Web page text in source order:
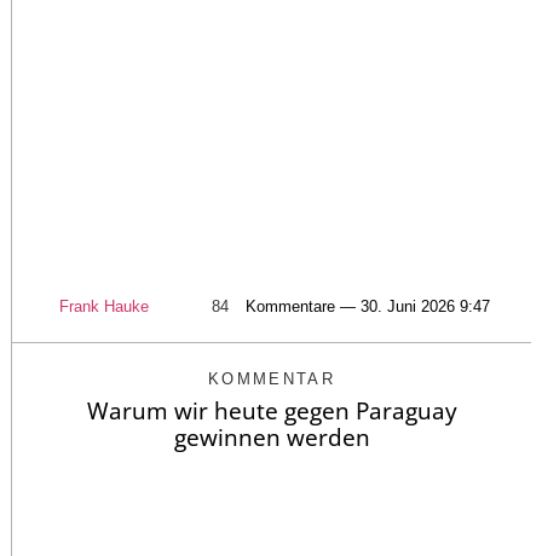
Frank Hauke 84 Kommentare — 30. Juni 2026 9:47
KOMMENTAR
Warum wir heute gegen Paraguay
gewinnen werden